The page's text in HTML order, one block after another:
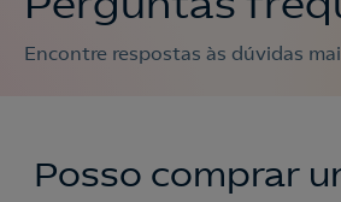
Encontre respostas às dúvidas
Posso comprar